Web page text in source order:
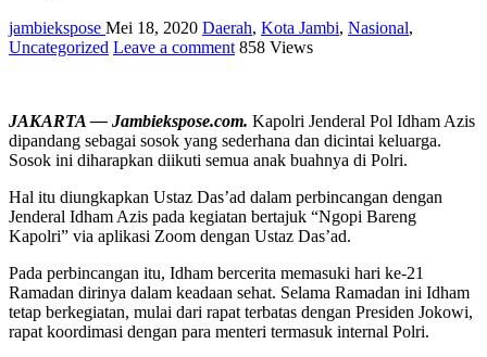
jambiekspose Mei 18, 2020 Daerah, Kota Jambi, Nasional,
Uncategorized Leave a comment 858 Views
JAKARTA — Jambiekspose.com. Kapolri Jenderal Pol Idham Azis
dipandang sebagai sosok yang sederhana dan dicintai keluarga.
Sosok ini diharapkan diikuti semua anak buahnya di Polri.
Hal itu diungkapkan Ustaz Das’ad dalam perbincangan dengan
Jenderal Idham Azis pada kegiatan bertajuk “Ngopi Bareng
Kapolri” via aplikasi Zoom dengan Ustaz Das’ad.
Pada perbincangan itu, Idham bercerita memasuki hari ke-21
Ramadan dirinya dalam keadaan sehat. Selama Ramadan ini Idham
tetap berkegiatan, mulai dari rapat terbatas dengan Presiden Jokowi,
rapat koordimasi dengan para menteri termasuk internal Polri.